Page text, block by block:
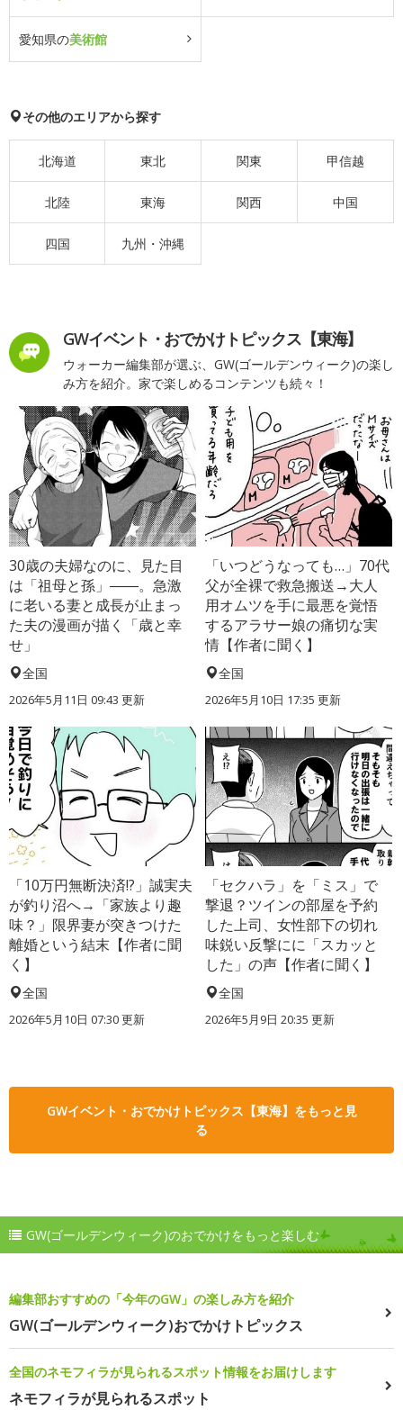
愛知県の美術館
その他のエリアから探す
北海道 東北 関東 甲信越
北陸 東海 関西 中国
四国 九州・沖縄
GWイベント・おでかけトピックス【東海】
ウォーカー編集部が選ぶ、GW(ゴールデンウィーク)の楽し
み方を紹介。家で楽しめるコンテンツも続々！
30歳の夫婦なのに、見た目
は「祖母と孫」――。急激
に老いる妻と成長が止まっ
た夫の漫画が描く「歳と幸
せ」
全国
2026年5月11日 09:43 更新
「いつどうなっても…」70代
父が全裸で救急搬送→大人
用オムツを手に最悪を覚悟
するアラサー娘の痛切な実
情【作者に聞く】
全国
2026年5月10日 17:35 更新
「10万円無断決済!?」誠実夫
が釣り沼へ→「家族より趣
味？」限界妻が突きつけた
離婚という結末【作者に聞
く】
全国
2026年5月10日 07:30 更新
「セクハラ」を「ミス」で
撃退？ツインの部屋を予約
した上司、女性部下の切れ
味鋭い反撃にに「スカッと
した」の声【作者に聞く】
全国
2026年5月9日 20:35 更新
GWイベント・おでかけトピックス【東海】をもっと見
る
GW(ゴールデンウィーク)のおでかけをもっと楽しむ
編集部おすすめの「今年のGW」の楽しみ方を紹介
GW(ゴールデンウィーク)おでかけトピックス
全国のネモフィラが見られるスポット情報をお届けします
ネモフィラが見られるスポット